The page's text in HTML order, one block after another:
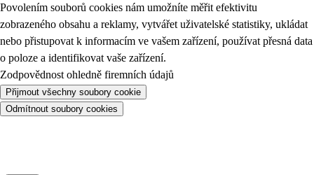
Povolením souborů cookies nám umožníte měřit efektivitu
zobrazeného obsahu a reklamy, vytvářet uživatelské statistiky, ukládat
nebo přistupovat k informacím ve vašem zařízení, používat přesná data
o poloze a identifikovat vaše zařízení.
Zodpovědnost ohledně firemních údajů
Přijmout všechny soubory cookie
Odmítnout soubory cookies